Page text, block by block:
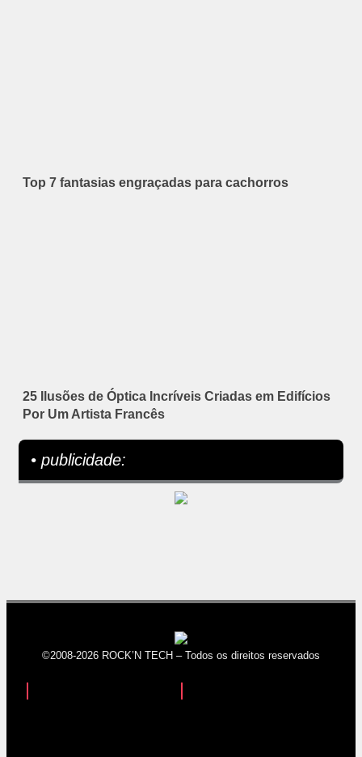
Top 7 fantasias engraçadas para cachorros
25 Ilusões de Óptica Incríveis Criadas em Edifícios
Por Um Artista Francês
• publicidade:
©2008-2026 ROCK’N TECH – Todos os direitos reservados